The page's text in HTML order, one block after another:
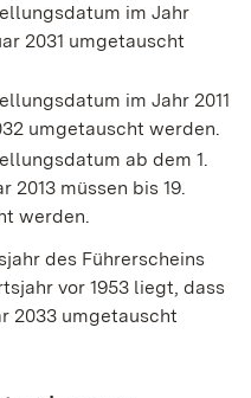
im Jahr
2031 umgetauscht
im Jahr 2011
umgetauscht werden.
ab dem 1.
2013 müssen bis 19.
werden.
des Führerscheins
vor 1953 liegt, dass
2033 umgetauscht